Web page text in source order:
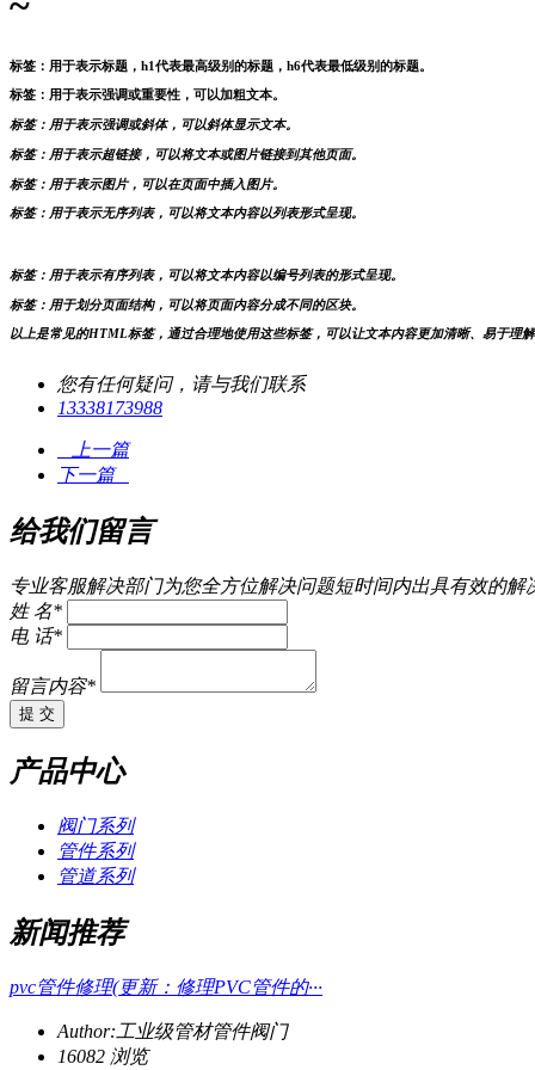
标签：用于表示标题，h1代表最高级别的标题，h6代表最低级别的标题。
标签：用于表示强调或重要性，可以加粗文本。
标签：用于表示强调或斜体，可以斜体显示文本。
标签：用于表示超链接，可以将文本或图片链接到其他页面。
标签：用于表示图片，可以在页面中插入图片。
标签：用于表示无序列表，可以将文本内容以列表形式呈现。
标签：用于表示有序列表，可以将文本内容以编号列表的形式呈现。
标签：用于划分页面结构，可以将页面内容分成不同的区块。
以上是常见的HTML标签，通过合理地使用这些标签，可以让文本内容更加清晰、易于理
您有任何疑问，请与我们联系
13338173988
上一篇
下一篇
给我们留言
专业客服解决部门为您全方位解决问题短时间内出具有效的解
姓 名*
电 话*
留言内容*
提 交
产品中心
阀门系列
管件系列
管道系列
新闻推荐
pvc管件修理(更新：修理PVC管件的···
Author:工业级管材管件阀门
16082 浏览